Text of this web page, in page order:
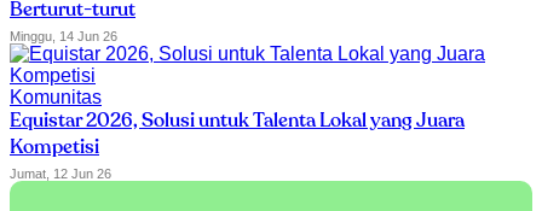
Berturut-turut
Minggu, 14 Jun 26
Komunitas
Equistar 2026, Solusi untuk Talenta Lokal yang Juara
Kompetisi
Jumat, 12 Jun 26